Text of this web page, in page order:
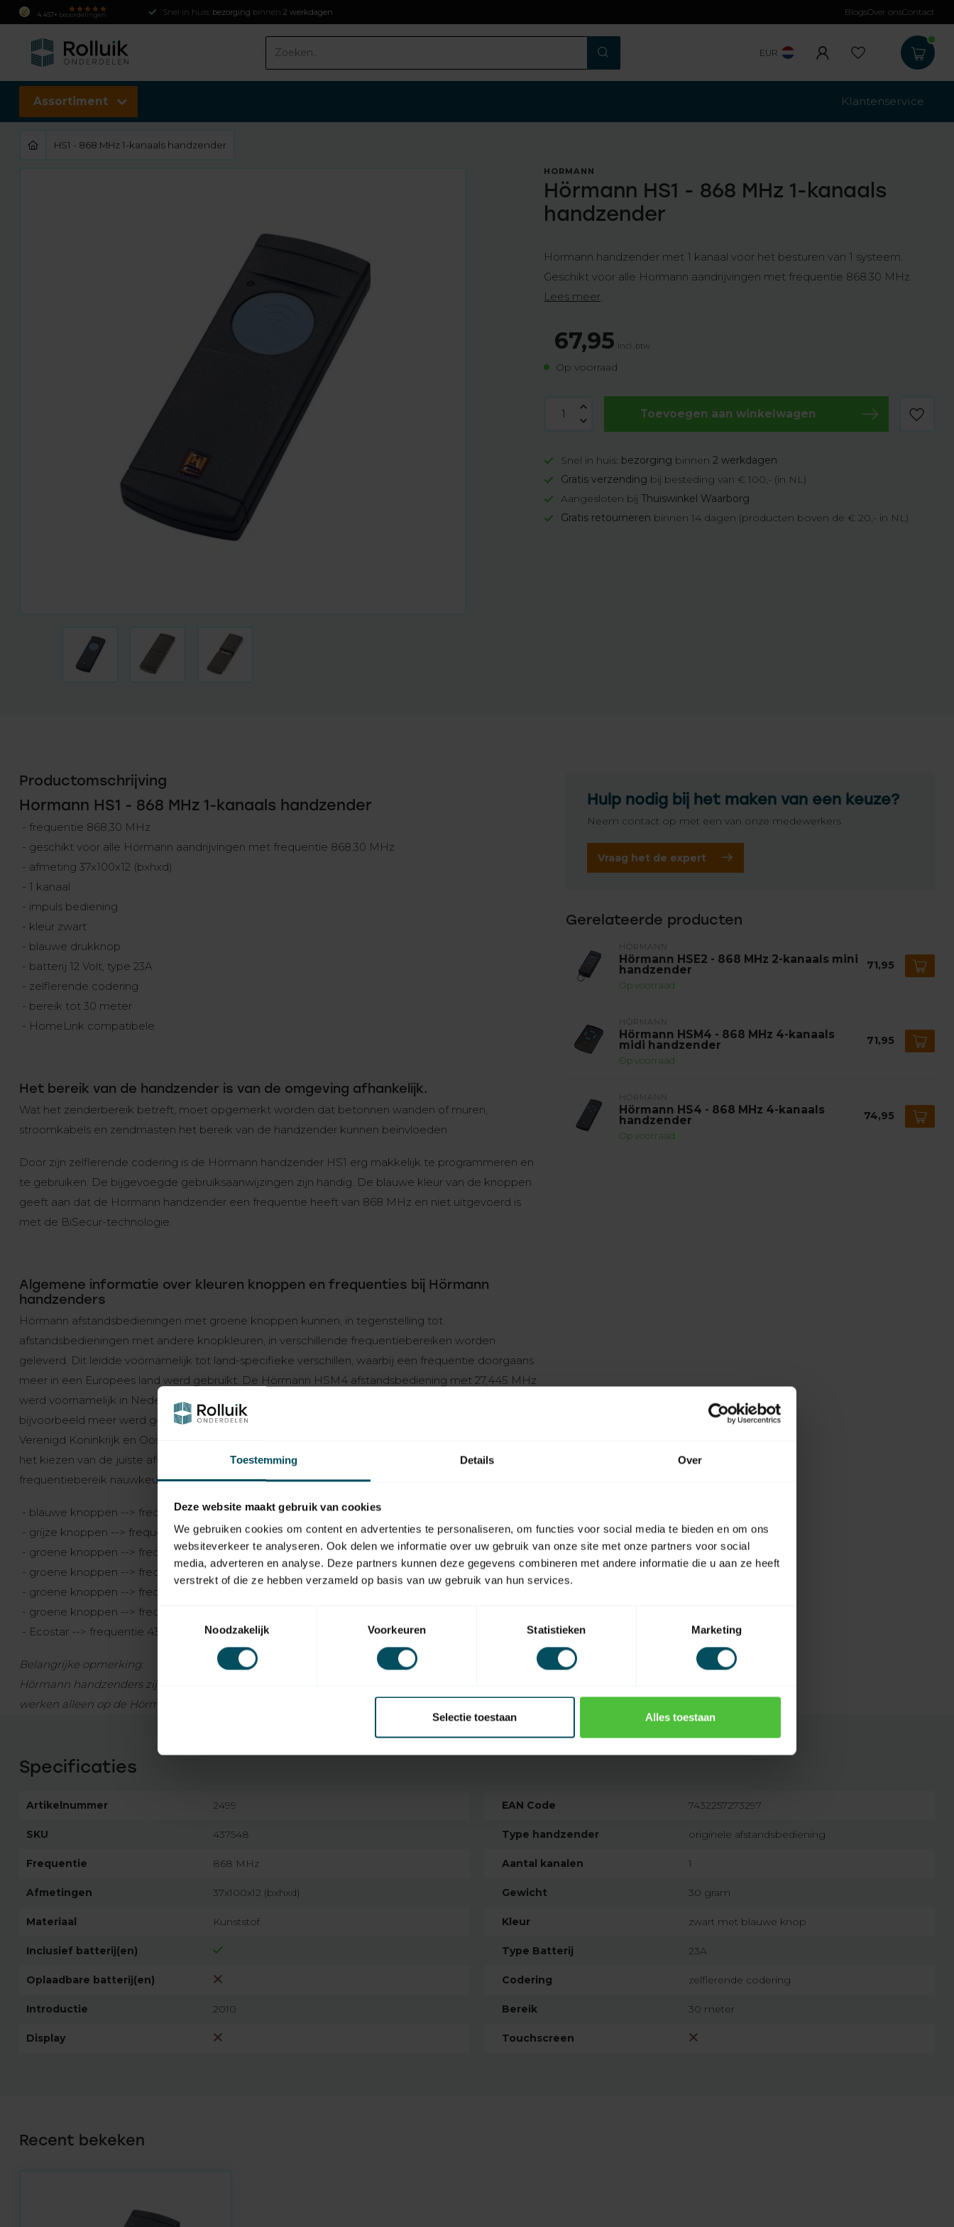
Toestemming Details Over
Deze website maakt gebruik van cookies
We gebruiken cookies om content en advertenties te personaliseren, om functies voor social media te bieden en om ons
websiteverkeer te analyseren. Ook delen we informatie over uw gebruik van onze site met onze partners voor social
media, adverteren en analyse. Deze partners kunnen deze gegevens combineren met andere informatie die u aan ze heeft
verstrekt of die ze hebben verzameld op basis van uw gebruik van hun services.
Toestemmingsselectie
Noodzakelijk
Voorkeuren Statistieken Marketing
Selectie toestaan Alles toestaan
4.457+ beoordelingen Snel in huis: bezorging binnen 2 werkdagen Gratis verzending
BlogsOver onsContact
EUR
Assortiment Klantenservice
HS1 - 868 MHz 1-kanaals handzender
HÖRMANN
Hörmann HS1 - 868 MHz 1-kanaals
handzender
Hormann handzender met 1 kanaal voor het besturen van 1 systeem.
Geschikt voor alle Hormann aandrijvingen met frequentie 868.30 MHz.
Lees meer.
67,95 Incl. btw
Op voorraad
Toevoegen aan winkelwagen
Snel in huis: bezorging binnen2 werkdagen
Gratis verzending bij besteding van € 100,- (in NL)
Aangesloten bijThuiswinkel Waarborg
Gratis retourneren binnen 14 dagen (producten boven de € 20,- in NL)
Productomschrijving
Hormann HS1 - 868 MHz 1-kanaals handzender
- frequentie 868,30 MHz
- geschikt voor alle Hörmann aandrijvingen met frequentie 868.30 MHz
- afmeting 37x100x12 (bxhxd)
- 1 kanaal
- impuls bediening
- kleur zwart
- blauwe drukknop
- batterij 12 Volt, type 23A
- zelflerende codering
- bereik tot 30 meter
- HomeLink compatibele
Het bereik van de handzender is van de omgeving afhankelijk.
Wat het zenderbereik betreft, moet opgemerkt worden dat betonnen wanden of muren,
stroomkabels en zendmasten het bereik van de handzender kunnen beïnvloeden.
Door zijn zelflerende codering is de Hörmann handzender HS1 erg makkelijk te programmeren en
te gebruiken. De bijgevoegde gebruiksaanwijzingen zijn handig. De blauwe kleur van de knoppen
geeft aan dat de Hormann handzender een frequentie heeft van 868 MHz en niet uitgevoerd is
met de BiSecur-technologie.
Algemene informatie over kleuren knoppen en frequenties bij Hörmann
handzenders
Hörmann afstandsbedieningen met groene knoppen kunnen, in tegenstelling tot
afstandsbedieningen met andere knopkleuren, in verschillende frequentiebereiken worden
geleverd. Dit leidde voornamelijk tot land-specifieke verschillen, waarbij een frequentie doorgaans
meer in een Europees land werd gebruikt. De Hörmann HSM4 afstandsbediening met 27,445 MHz
werd voornamelijk in Nederland gebruikt, met 27,015 MHz werd vooral in Frankrijk, terwijl in Duitsland
bijvoorbeeld meer werd gefocust op de frequentie 26,975 MHz. In België, Denemarken, het
Verenigd Koninkrijk en Oostenrijk werd eerder de frequentie 26,995 MHz gebruikt. Let daarom bij
het kiezen van de juiste afstandsbediening niet alleen op de knopkleur, maar controleer ook het
frequentiebereik nauwkeurig
- blauwe knoppen --> frequentie 868,3 MHz (nieuwste versie)
- grijze knoppen --> frequentie 40,685 MHz (voorgaande versie)
- groene knoppen --> frequentie 27,455 MHz (Nederland)
- groene knoppen --> frequentie 27,015 MHz (Frankrijk)
- groene knoppen --> frequentie 26,975 MHz (Duitsland)
- groene knoppen --> frequentie 26,995 MHz (Belgie, Oostenrijk, Denemarken en Engeland)
- Ecostar --> frequentie 433,92 MHz
Belangrijke opmerking:
Hörmann handzenders zijn niet compatibel met andere handzenders. Hörmann handzenders
werken alleen op de Hörmann garagedeur aandrijvingen!
Hulp nodig bij het maken van een keuze?
Neem contact op met een van onze medewerkers
Vraag het de expert
Gerelateerde producten
HÖRMANN
Hörmann HSE2 - 868 MHz 2-kanaals mini
handzender
Op voorraad
71,95
HÖRMANN
Hörmann HSM4 - 868 MHz 4-kanaals
midi handzender
Op voorraad
71,95
HÖRMANN
Hörmann HS4 - 868 MHz 4-kanaals
handzender
Op voorraad
74,95
Specificaties
Artikelnummer 2499 EAN Code 7432257273297
SKU 437548 Type handzender originele afstandsbediening
Frequentie 868 MHz Aantal kanalen 1
Afmetingen 37x100x12 (bxhxd) Gewicht 30 gram
Materiaal Kunststof Kleur zwart met blauwe knop
Inclusief batterij(en) Type Batterij 23A
Oplaadbare batterij(en) Codering zelflerende codering
Introductie 2010 Bereik 30 meter
Display Touchscreen
Recent bekeken